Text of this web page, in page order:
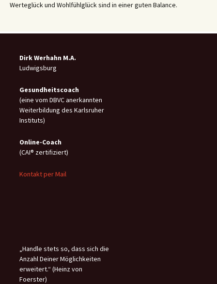
Werteglück und Wohlfühlglück sind in einer guten Balance.
Dirk Werhahn M.A.
Ludwigsburg
Gesundheitscoach
(eine vom DBVC anerkannten
Weiterbildung des Karlsruher
Instituts)
Online-Coach
(CAI® zertifiziert)
Kontakt per Mail
„Handle stets so, dass sich die
Anzahl Deiner Möglichkeiten
erweitert.“ (Heinz von
Foerster)